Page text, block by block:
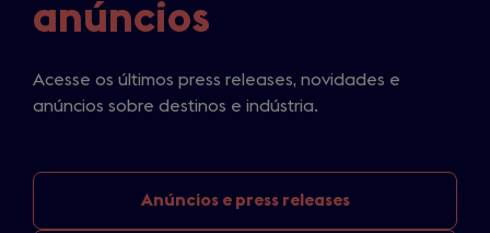
anúncios
Acesse os últimos press releases, novidades e
anúncios sobre destinos e indústria.
Anúncios e press releases